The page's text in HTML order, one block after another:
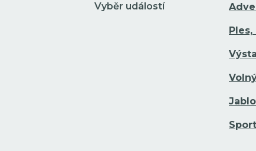
Vyběr událostí